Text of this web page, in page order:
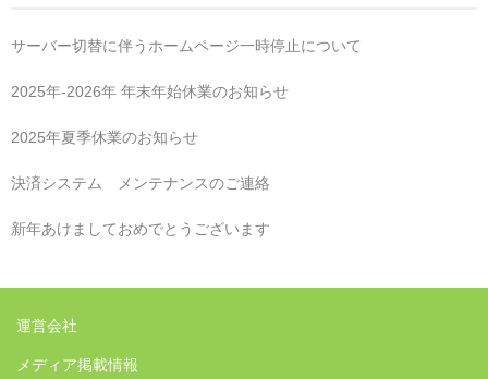
サーバー切替に伴うホームページ一時停止について
2025年‐2026年 年末年始休業のお知らせ
2025年夏季休業のお知らせ
決済システム メンテナンスのご連絡
新年あけましておめでとうございます
運営会社
メディア掲載情報